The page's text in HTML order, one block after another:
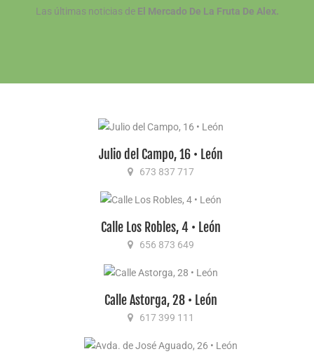
Las últimas noticias de El Mercado De La Fruta De Alex.
Julio del Campo, 16 • León
673 837 717
Calle Los Robles, 4 • León
656 873 649
Calle Astorga, 28 • León
617 399 111